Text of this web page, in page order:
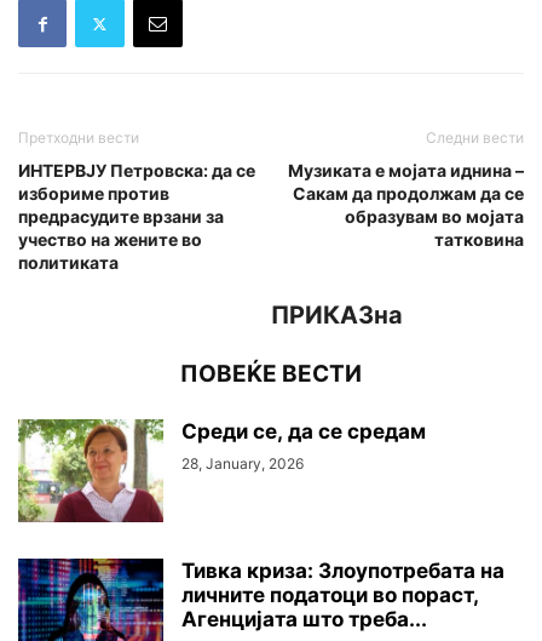
Претходни вести
ИНТЕРВЈУ Петровска: да се
избориме против
предрасудите врзани за
учество на жените во
политиката
Следни вести
Музиката е мојата иднина –
Сакам да продолжам да се
образувам во мојата
татковина
ПРИКАЗна
ПОВЕЌЕ ВЕСТИ
Среди се, да се средам
28, January, 2026
Тивка криза: Злоупотребата на
личните податоци во пораст,
Агенцијата што треба...